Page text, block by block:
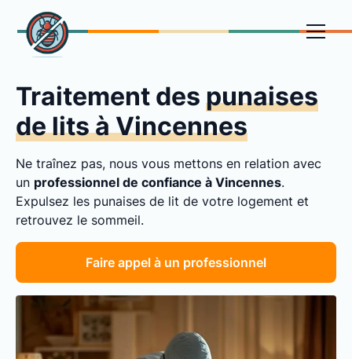
Traitement des punaises
de lits à Vincennes
Ne traînez pas, nous vous mettons en relation avec
un professionnel de confiance à Vincennes.
Expulsez les punaises de lit de votre logement et
retrouvez le sommeil.
Faire appel à un professionnel